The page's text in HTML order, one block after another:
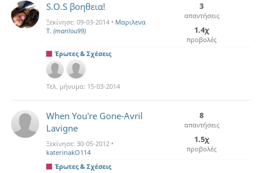
S.O.S βοηθεια!
Ξεκίνησε: 09-03-2014 • Μαριλενα
Τ. (marilou99)
3
απαντήσεις
1.4χ
προβολές
Έρωτες & Σχέσεις
Τελ. μήνυμα: 15-03-2014
When You're Gone-Avril
Lavigne
Ξεκίνησε: 30-05-2012 •
katerinakO114
8
απαντήσεις
1.5χ
προβολές
Έρωτες & Σχέσεις